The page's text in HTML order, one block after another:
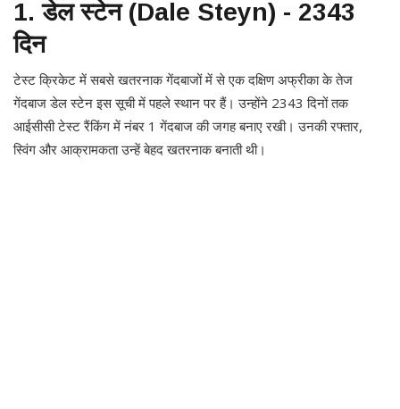
1. डेल स्टेन (Dale Steyn) - 2343
दिन
टेस्ट क्रिकेट में सबसे खतरनाक गेंदबाजों में से एक दक्षिण अफ्रीका के तेज
गेंदबाज डेल स्टेन इस सूची में पहले स्थान पर हैं। उन्होंने 2343 दिनों तक
आईसीसी टेस्ट रैंकिंग में नंबर 1 गेंदबाज की जगह बनाए रखी। उनकी रफ्तार,
स्विंग और आक्रामकता उन्हें बेहद खतरनाक बनाती थी।